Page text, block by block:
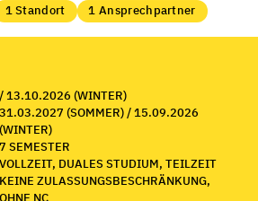
1 Standort 1 Ansprechpartner
/ 13.10.2026 (WINTER)
31.03.2027 (SOMMER) / 15.09.2026
(WINTER)
7 SEMESTER
VOLLZEIT, DUALES STUDIUM, TEILZEIT
KEINE ZULASSUNGSBESCHRÄNKUNG,
OHNE NC